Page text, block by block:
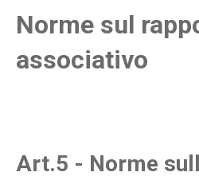
Norme sul
associativo
Art.5 - Norme